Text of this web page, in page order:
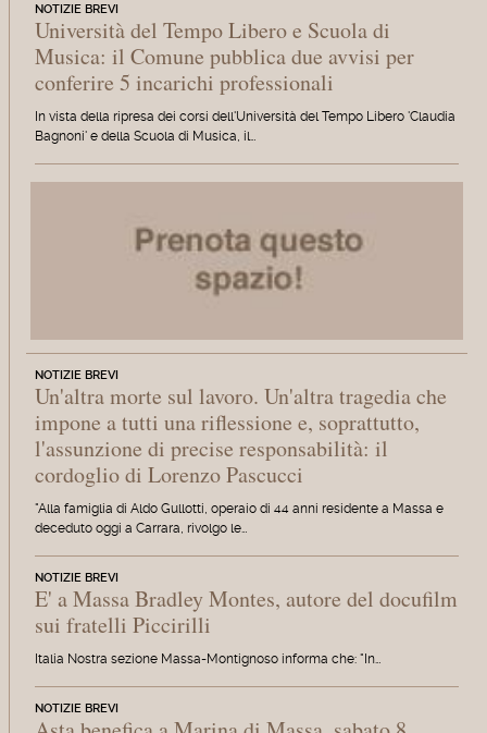
NOTIZIE BREVI
Università del Tempo Libero e Scuola di
Musica: il Comune pubblica due avvisi per
conferire 5 incarichi professionali
In vista della ripresa dei corsi dell'Università del Tempo Libero 'Claudia
Bagnoni' e della Scuola di Musica, il…
NOTIZIE BREVI
Un'altra morte sul lavoro. Un'altra tragedia che
impone a tutti una riflessione e, soprattutto,
l'assunzione di precise responsabilità: il
cordoglio di Lorenzo Pascucci
"Alla famiglia di Aldo Gullotti, operaio di 44 anni residente a Massa e
deceduto oggi a Carrara, rivolgo le…
NOTIZIE BREVI
E' a Massa Bradley Montes, autore del docufilm
sui fratelli Piccirilli
Italia Nostra sezione Massa-Montignoso informa che: "In…
NOTIZIE BREVI